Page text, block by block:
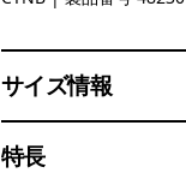
サイズ情報
特長